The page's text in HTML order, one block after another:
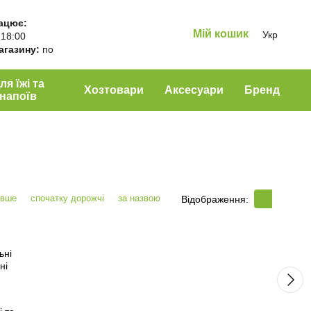
по
Мій кошик Укр
їжі та
напоїв
Хозтовари Аксесуари Бренд
спочатку дорожчі за назвою Відображення: